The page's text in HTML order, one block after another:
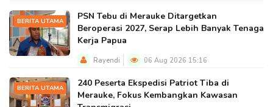
BERITA UTAMA
PSN Tebu di Merauke Ditargetkan
Beroperasi 2027, Serap Lebih Banyak Tenaga
Kerja Papua
Rayendi 06 Aug 2026 15:16
BERITA UTAMA
240 Peserta Ekspedisi Patriot Tiba di
Merauke, Fokus Kembangkan Kawasan